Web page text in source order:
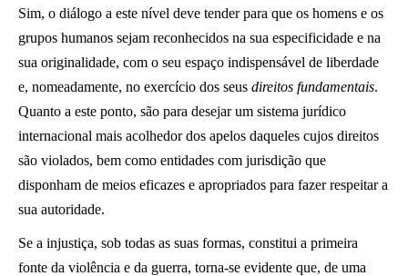
Sim, o diálogo a este nível deve tender para que os homens e os
grupos humanos sejam reconhecidos na sua especificidade e na
sua originalidade, com o seu espaço indispensável de liberdade
e, nomeadamente, no exercício dos seus direitos fundamentais.
Quanto a este ponto, são para desejar um sistema jurídico
internacional mais acolhedor dos apelos daqueles cujos direitos
são violados, bem como entidades com jurisdição que
disponham de meios eficazes e apropriados para fazer respeitar a
sua autoridade.
Se a injustiça, sob todas as suas formas, constitui a primeira
fonte da violência e da guerra, torna-se evidente que, de uma